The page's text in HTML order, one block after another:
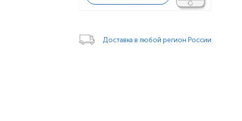
Доставка в любой регион России